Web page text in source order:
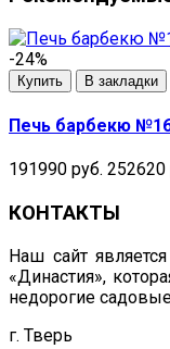
-24%
Купить В закладки
Печь барбекю
191990 руб. 252620
КОНТАКТЫ
Наш сайт
«Династия»,
недорогие
г. Тверь